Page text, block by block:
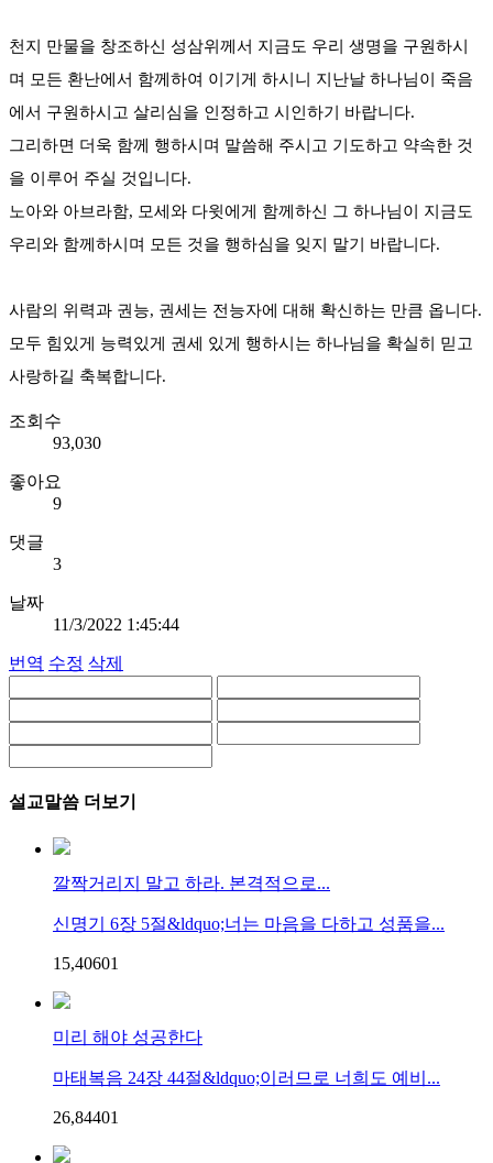
천지 만물을 창조하신 성삼위께서 지금도 우리 생명을 구원하시
며 모든 환난에서 함께하여 이기게 하시니 지난날 하나님이 죽음
에서 구원하시고 살리심을 인정하고 시인하기 바랍니다.
그리하면 더욱 함께 행하시며 말씀해 주시고 기도하고 약속한 것
을 이루어 주실 것입니다.
노아와 아브라함, 모세와 다윗에게 함께하신 그 하나님이 지금도
우리와 함께하시며 모든 것을 행하심을 잊지 말기 바랍니다.
사람의 위력과 권능, 권세는 전능자에 대해 확신하는 만큼 옵니다.
모두 힘있게 능력있게 권세 있게 행하시는 하나님을 확실히 믿고
사랑하길 축복합니다.
조회수
93,030
좋아요
9
댓글
3
날짜
11/3/2022 1:45:44
번역 수정 삭제
설교말씀 더보기
깔짝거리지 말고 하라. 본격적으로...
신명기 6장 5절&ldquo;너는 마음을 다하고 성품을...
15,40601
미리 해야 성공한다
마태복음 24장 44절&ldquo;이러므로 너희도 예비...
26,84401